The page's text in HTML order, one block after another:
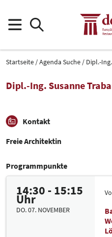
Startseite Agenda Suche
Dipl.-
Dipl.-Ing. Susanne
Kontakt
Freie Architektin
Programmpunkte
14:30 - 15:15
Uhr
DO. 07. NOVEMBER